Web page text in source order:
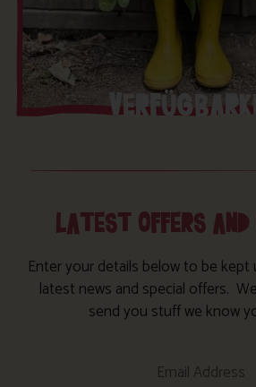
LATEST OFFERS
Enter your details below to be
latest news and special offers.
send you stuff we know